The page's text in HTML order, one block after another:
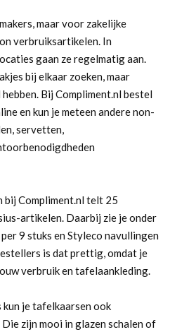
maar voor zakelijke
verbruiksartikelen. In
gaan ze regelmatig aan.
bij elkaar zoeken, maar
Bij Compliment.nl bestel
en kun je meteen andere non-
servetten,
Compliment.nl telt 25
artikelen. Daarbij zie je onder
9 stuks en Styleco navullingen
is dat prettig, omdat je
verbruik en tafelaankleding.
je tafelkaarsen ook
Die zijn mooi in glazen schalen of